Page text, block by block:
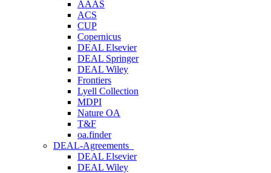
AAAS
ACS
CUP
Copernicus
DEAL Elsevier
DEAL Springer
DEAL Wiley
Frontiers
Lyell Collection
MDPI
Nature OA
T&F
oa.finder
DEAL-Agreements
DEAL Elsevier
DEAL Wiley